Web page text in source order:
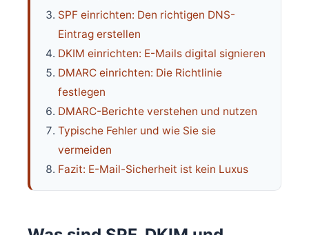
SPF einrichten: Den richtigen DNS-
Eintrag erstellen
DKIM einrichten: E-Mails digital signieren
DMARC einrichten: Die Richtlinie
festlegen
DMARC-Berichte verstehen und nutzen
Typische Fehler und wie Sie sie
vermeiden
Fazit: E-Mail-Sicherheit ist kein Luxus